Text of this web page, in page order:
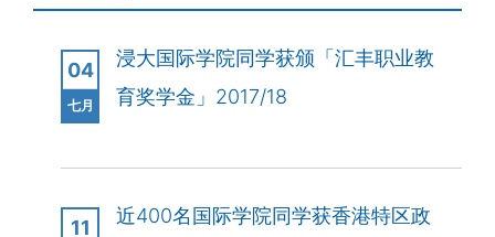
04
七月
浸大国际学院同学获颁「汇丰职业教
育奖学金」2017/18
11
近400名国际学院同学获香港特区政